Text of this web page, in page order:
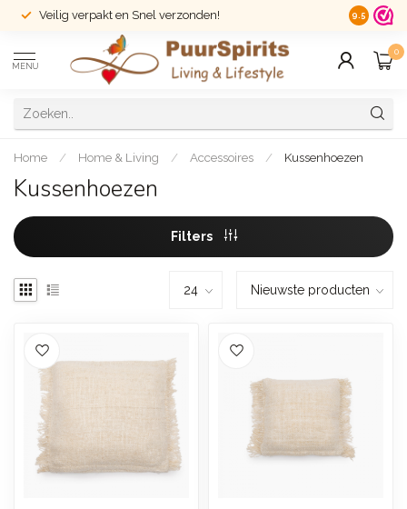
Veilig verpakt en Snel verzonden! 14 dagen
9.5
MENU
0
Home / Home & Living / Accessoires / Kussenhoezen
Kussenhoezen
Filters